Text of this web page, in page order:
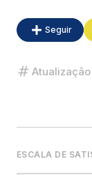
Seguir
ESCALA DE